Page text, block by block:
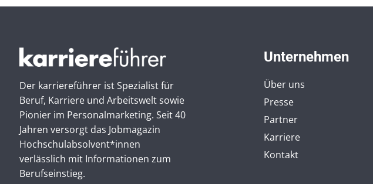
Der karriereführer ist Spezialist für
Beruf, Karriere und Arbeitswelt sowie
Pionier im Personal­marketing. Seit 40
Jahren versorgt das Jobmagazin
Hochschul­absolvent*innen
verlässlich mit Informationen zum
Berufseinstieg.
Unternehmen
Über uns
Presse
Partner
Karriere
Kontakt